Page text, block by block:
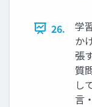
26.
学
か
張
質
し
言